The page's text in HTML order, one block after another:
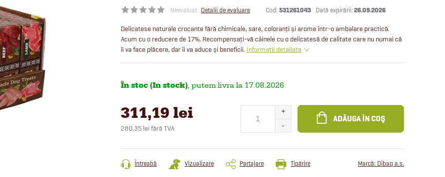
Neevaluat Detalii de evaluare Cod: 531261043 26.09.2026
Delicatese naturale crocante fără chimicale, sare, coloranți și arome într-o ambalare practică.
Acum cu o reducere de 17%. Recompensați-vă câinele cu o delicatesă de calitate care nu numai că
îi va face plăcere, dar îi va aduce și beneficii. Informaţii detaliate
În stoc (In stock) 17.08.2026
311,19 lei
280,35 lei fără TVA
preţ:
ADĂUGA ÎN COŞ
Tipărire
Întreabă Vizualizare Partajare Marcă: Dibaq a.s.